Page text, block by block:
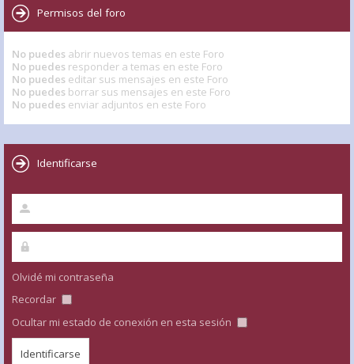
Permisos del foro
No puedes abrir nuevos temas en este Foro
No puedes responder a temas en este Foro
No puedes editar sus mensajes en este Foro
No puedes borrar sus mensajes en este Foro
No puedes enviar adjuntos en este Foro
Identificarse
Olvidé mi contraseña
Recordar
Ocultar mi estado de conexión en esta sesión